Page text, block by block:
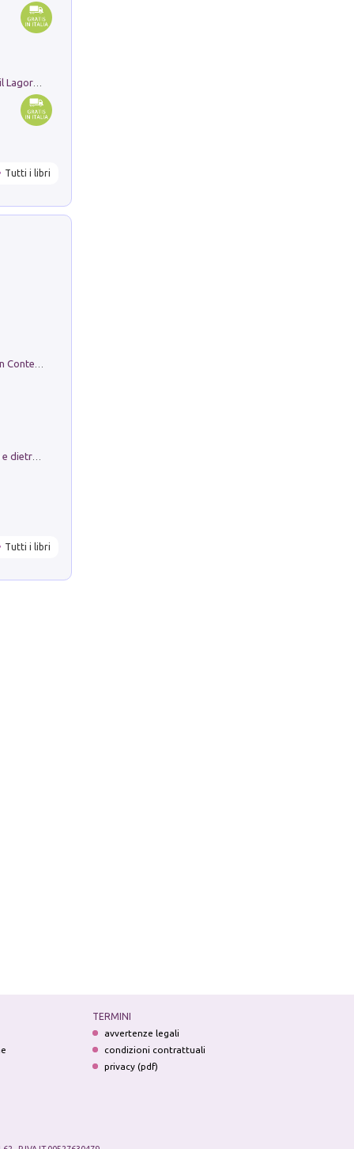
Tutti i libri
in alto! Livello A1. Con CD-Audio. Con Contenuto digitale per accesso on line
Tutti i libri
TERMINI
avvertenze legali
condizioni contrattuali
privacy (pdf)